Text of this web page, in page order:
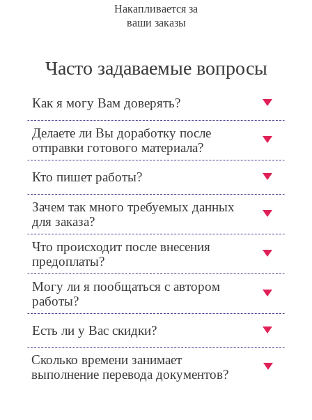
Накапливается за
ваши заказы
Часто задаваемые вопросы
Как я могу Вам доверять?
Делаете ли Вы доработку после
отправки готового материала?
Кто пишет работы?
Зачем так много требуемых данных
для заказа?
Что происходит после внесения
предоплаты?
Могу ли я пообщаться с автором
работы?
Есть ли у Вас скидки?
Сколько времени занимает
выполнение перевода документов?